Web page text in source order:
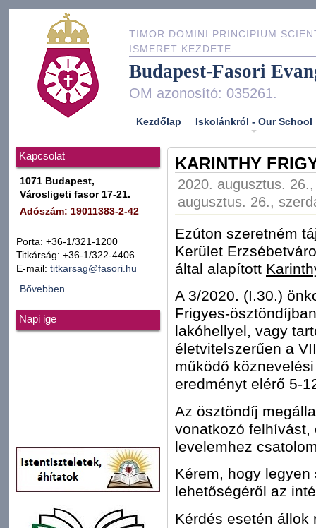
TIMOR DOMINI PRINCIPIUM
ISMERET KEZDETE
Budapest-Fasori
OM azonosító: 035261.
Kezdőlap Iskolánkról - Our School
Kapcsolat
1071 Budapest,
Városligeti fasor 17-21.
Adószám: 19011383-2-42
Porta: +36-1/321-1200
Titkárság: +36-1/322-4406
E-mail: titkarsag@fasori.hu
Bővebben...
Napi ige
KARINTHY
2020. augusztus.
augusztus. 26.,
Ezúton szeretném
Kerület
által alapított
A 3/2020. (I.30.)
Frigyes-
lakóhellyel, vagy
életvitelszerűen a
működő
eredményt elérő 5-
Az ösztöndíj
vonatkozó felhívást,
levelemhez
Kérem, hogy
lehetőségéről az
Kérdés esetén állok